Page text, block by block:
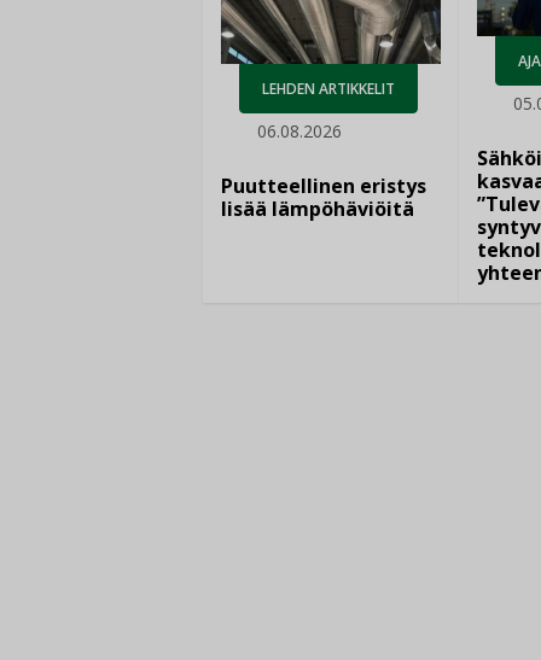
LEHDEN ARTIKKELIT
06.08.2026
Puutteellinen eristys
lisää lämpöhäviöitä